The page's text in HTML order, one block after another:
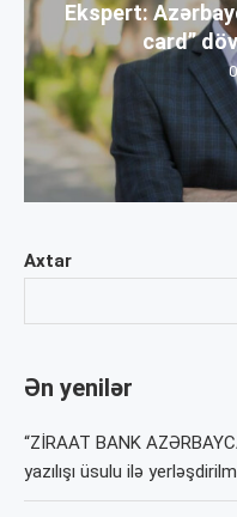
Axtar
Ən yenilər
“ZİRAAT BANK
yazılışı üsulu ilə
Ekspert:
card”